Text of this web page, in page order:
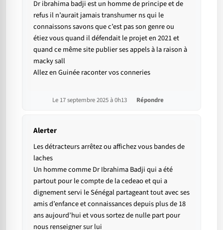
Dr ibrahima badji est un homme de principe et de
refus il n’aurait jamais transhumer ns qui le
connaissons savons que c’est pas son genre ou
étiez vous quand il défendait le projet en 2021 et
quand ce même site publier ses appels à la raison à
macky sall
Allez en Guinée raconter vos conneries
Le 17 septembre 2025 à 0h13 Répondre
Alerter
Les détracteurs arrêtez ou affichez vous bandes de
laches
Un homme comme Dr Ibrahima Badji qui a été
partout pour le compte de la cedeao et qui a
dignement servi le Sénégal partageant tout avec ses
amis d’enfance et connaissances depuis plus de 18
ans aujourd’hui et vous sortez de nulle part pour
nous renseigner sur lui